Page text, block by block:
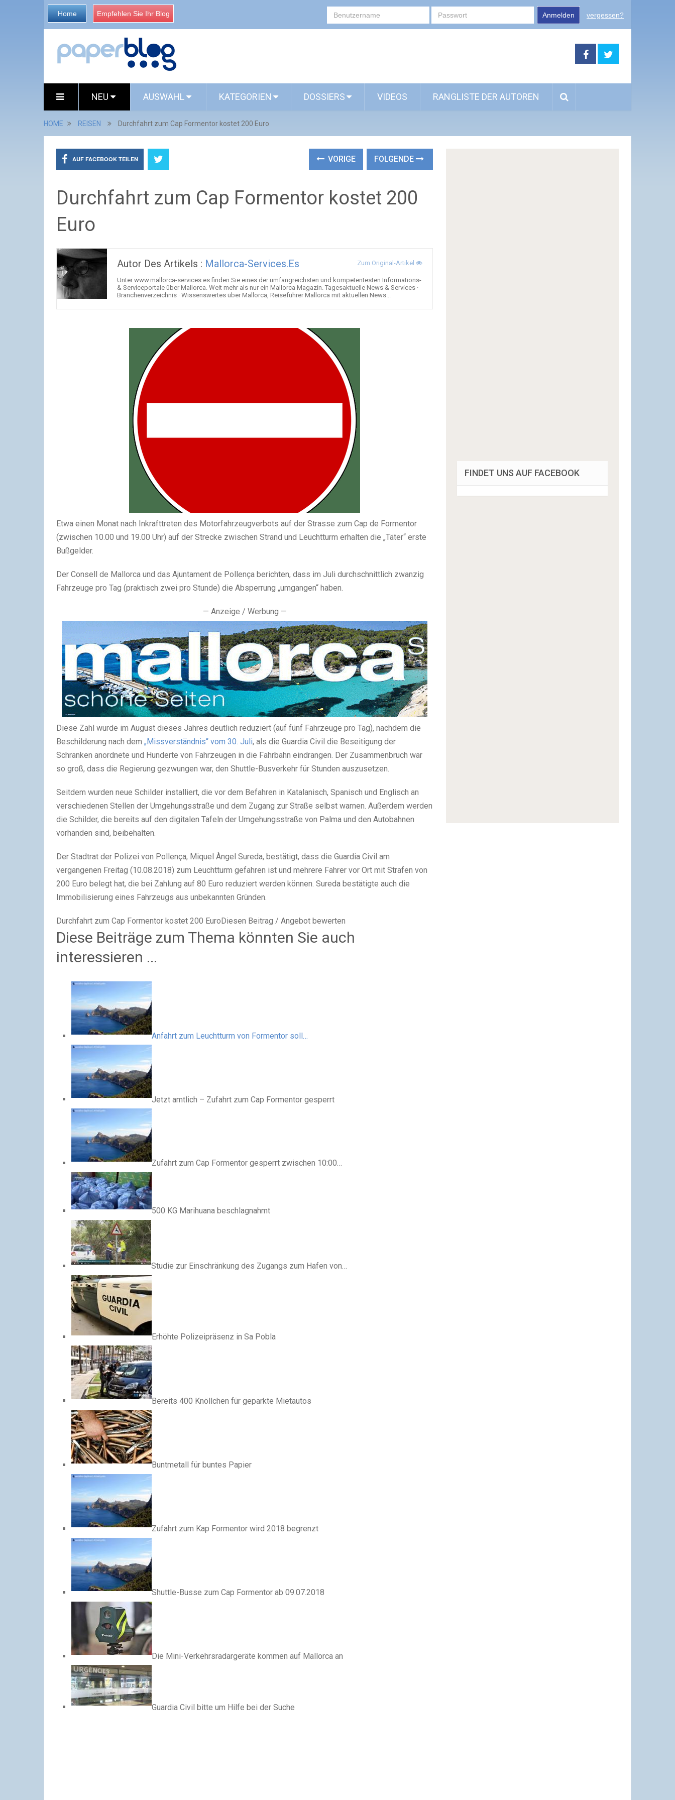
Home Empfehlen Sie Ihr Blog Anmelden vergessen?
NEU AUSWAHL KATEGORIEN DOSSIERS VIDEOS RANGLISTE DER AUTOREN
HOME REISEN Durchfahrt zum Cap Formentor kostet 200 Euro
AUF FACEBOOK TEILEN VORIGE FOLGENDE
Durchfahrt zum Cap Formentor kostet 200
Euro
Autor Des Artikels : Mallorca-Services.es Zum Original-Artikel
Unter www.mallorca-services.es finden Sie eines der umfangreichsten und kompetentesten Informations-
& Serviceportale über Mallorca. Weit mehr als nur ein Mallorca Magazin. Tagesaktuelle News & Services ·
Branchenverzeichnis · Wissenswertes über Mallorca, Reiseführer Mallorca mit aktuellen News...
Etwa einen Monat nach Inkrafttreten des Motorfahrzeugverbots auf der Strasse zum Cap de Formentor
(zwischen 10.00 und 19.00 Uhr) auf der Strecke zwischen Strand und Leuchtturm erhalten die „Täter“ erste
Bußgelder.
Der Consell de Mallorca und das Ajuntament de Pollença berichten, dass im Juli durchschnittlich zwanzig
Fahrzeuge pro Tag (praktisch zwei pro Stunde) die Absperrung „umgangen“ haben.
— Anzeige / Werbung —
Diese Zahl wurde im August dieses Jahres deutlich reduziert (auf fünf Fahrzeuge pro Tag), nachdem die
Beschilderung nach dem „Missverständnis“ vom 30. Juli, als die Guardia Civil die Beseitigung der
Schranken anordnete und Hunderte von Fahrzeugen in die Fahrbahn eindrangen. Der Zusammenbruch war
so groß, dass die Regierung gezwungen war, den Shuttle-Busverkehr für Stunden auszusetzen.
Seitdem wurden neue Schilder installiert, die vor dem Befahren in Katalanisch, Spanisch und Englisch an
verschiedenen Stellen der Umgehungsstraße und dem Zugang zur Straße selbst warnen. Außerdem werden
die Schilder, die bereits auf den digitalen Tafeln der Umgehungsstraße von Palma und den Autobahnen
vorhanden sind, beibehalten.
Der Stadtrat der Polizei von Pollença, Miquel Àngel Sureda, bestätigt, dass die Guardia Civil am
vergangenen Freitag (10.08.2018) zum Leuchtturm gefahren ist und mehrere Fahrer vor Ort mit Strafen von
200 Euro belegt hat, die bei Zahlung auf 80 Euro reduziert werden können. Sureda bestätigte auch die
Immobilisierung eines Fahrzeugs aus unbekannten Gründen.
Durchfahrt zum Cap Formentor kostet 200 EuroDiesen Beitrag / Angebot bewerten
Diese Beiträge zum Thema könnten Sie auch
interessieren ...
Anfahrt zum Leuchtturm von Formentor soll…
Jetzt amtlich – Zufahrt zum Cap Formentor gesperrt
Zufahrt zum Cap Formentor gesperrt zwischen 10:00…
500 KG Marihuana beschlagnahmt
Studie zur Einschränkung des Zugangs zum Hafen von…
Erhöhte Polizeipräsenz in Sa Pobla
Bereits 400 Knöllchen für geparkte Mietautos
Buntmetall für buntes Papier
Zufahrt zum Kap Formentor wird 2018 begrenzt
Shuttle-Busse zum Cap Formentor ab 09.07.2018
Die Mini-Verkehrsradargeräte kommen auf Mallorca an
Guardia Civil bitte um Hilfe bei der Suche
FINDET UNS AUF FACEBOOK